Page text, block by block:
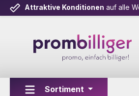
Hauptinhalt springen
Zur Suche springen
Zur Hauptnavigation springen
Attraktive Konditionen auf alle
Sortiment